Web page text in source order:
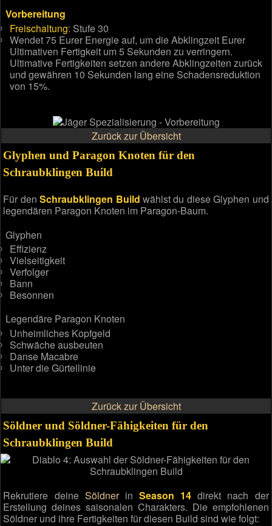
Vorbereitung
Freischaltung: Stufe 30
Wendet 75 Eurer Energie auf, um die Abklingzeit Eurer
Ultimativen Fertigkeit um 5 Sekunden zu verringern.
Ultimative Fertigkeiten setzen andere Abklingzeiten zurück
und gewähren 10 Sekunden lang eine Schadensreduktion
von 15%.
Zurück zur Übersicht
Glyphen und Paragon Knoten für den
Schraubklingen Build
Für denSchraubklingen Build wählst du diese Glyphen und
legendären Paragon Knoten im Paragon-Baum.
Glyphen
Effizienz
Vielseitigkeit
Verfolger
Bann
Besonnen
Legendäre Paragon Knoten
Unheimliches Kopfgeld
Schwäche ausbeuten
Danse Macabre
Unter die Gürtellinie
Zurück zur Übersicht
Söldner und Söldner-Fähigkeiten für den
Schraubklingen Build
Rekrutiere deine SöldnerinSeason 14 direkt nach der
Erstellung deines saisonalen Charakters. Die empfohlenen
Söldner und ihre Fertigkeiten für diesen Build sind wie folgt: